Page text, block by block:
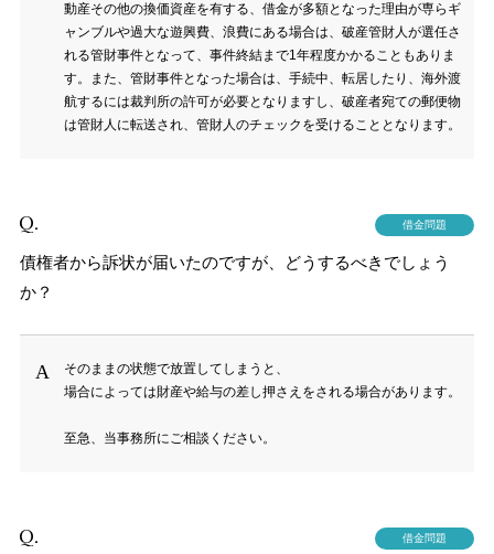
動産その他の換価資産を有する、借金が多額となった理由が専らギ
ャンブルや過大な遊興費、浪費にある場合は、破産管財人が選任さ
れる管財事件となって、事件終結まで1年程度かかることもありま
す。また、管財事件となった場合は、手続中、転居したり、海外渡
航するには裁判所の許可が必要となりますし、破産者宛ての郵便物
は管財人に転送され、管財人のチェックを受けることとなります。
借金問題
債権者から訴状が届いたのですが、どうするべきでしょう
か？
そのままの状態で放置してしまうと、
場合によっては財産や給与の差し押さえをされる場合があります。
至急、当事務所にご相談ください。
借金問題